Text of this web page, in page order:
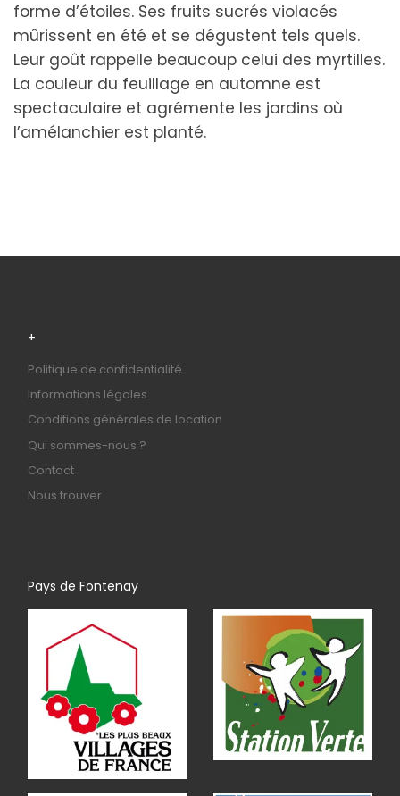
forme d’étoiles. Ses fruits sucrés violacés
mûrissent en été et se dégustent tels quels.
Leur goût rappelle beaucoup celui des myrtilles.
La couleur du feuillage en automne est
spectaculaire et agrémente les jardins où
l’amélanchier est planté.
+
Politique de confidentialité
Informations légales
Conditions générales de location
Qui sommes-nous ?
Contact
Nous trouver
Pays de Fontenay